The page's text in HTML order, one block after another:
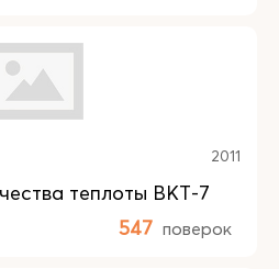
2011
теплоты ВКТ-7
547 поверок